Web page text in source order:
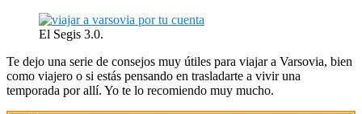
El Segis 3.0.
Te dejo una serie de consejos muy útiles para viajar a Varsovia, bien
como viajero o si estás pensando en trasladarte a vivir una
temporada por allí. Yo te lo recomiendo muy mucho.